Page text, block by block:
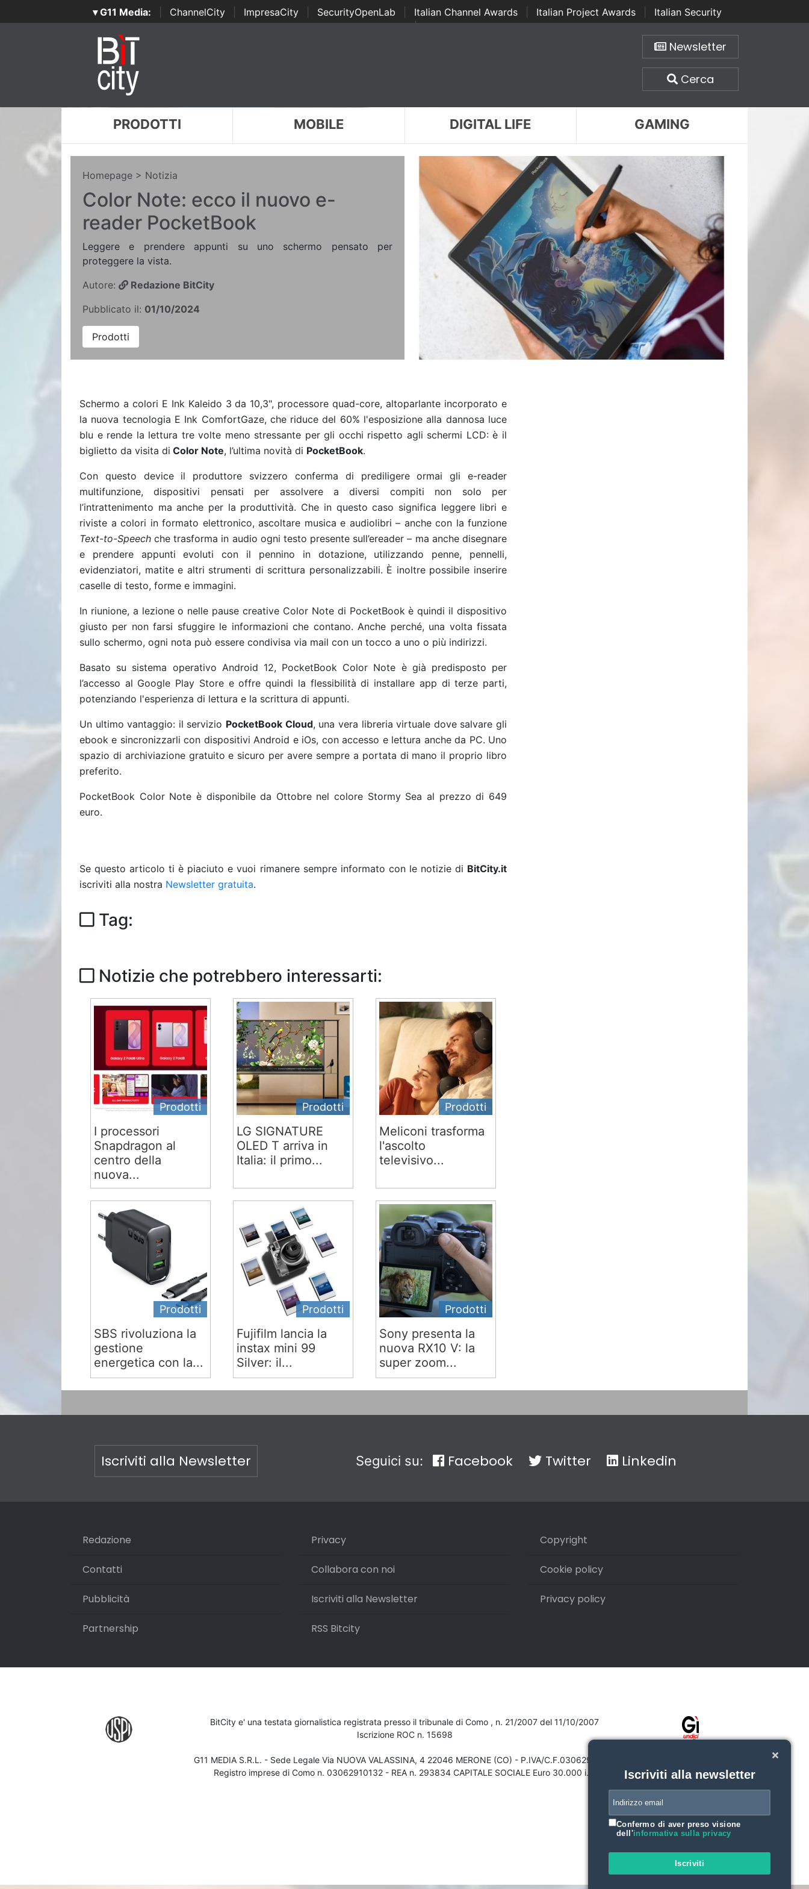
▾ G11 Media: ChannelCity ImpresaCity SecurityOpenLab Italian Channel Awards Italian Project Awards
Italian Security
Awards | ...
Newsletter
Cerca
PRODOTTI MOBILE DIGITAL LIFE GAMING
Homepage > Notizia
Color Note: ecco il nuovo e-
reader PocketBook
Leggere e prendere appunti su uno schermo pensato per
proteggere la vista.
Autore:
Redazione BitCity
Pubblicato il: 01/10/2024
Prodotti
Schermo a colori E Ink Kaleido 3 da 10,3", processore quad-core, altoparlante incorporato e
la nuova tecnologia E Ink ComfortGaze, che riduce del 60% l'esposizione alla dannosa luce
blu e rende la lettura tre volte meno stressante per gli occhi rispetto agli schermi LCD: è il
biglietto da visita di Color Note, l’ultima novità di PocketBook.
Con questo device il produttore svizzero conferma di prediligere ormai gli e-reader
multifunzione, dispositivi pensati per assolvere a diversi compiti non solo per
l’intrattenimento ma anche per la produttività. Che in questo caso significa leggere libri e
riviste a colori in formato elettronico, ascoltare musica e audiolibri – anche con la funzione
Text-to-Speech che trasforma in audio ogni testo presente sull’ereader – ma anche disegnare
e prendere appunti evoluti con il pennino in dotazione, utilizzando penne, pennelli,
evidenziatori, matite e altri strumenti di scrittura personalizzabili. È inoltre possibile inserire
caselle di testo, forme e immagini.
In riunione, a lezione o nelle pause creative Color Note di PocketBook è quindi il dispositivo
giusto per non farsi sfuggire le informazioni che contano. Anche perché, una volta fissata
sullo schermo, ogni nota può essere condivisa via mail con un tocco a uno o più indirizzi.
Basato su sistema operativo Android 12, PocketBook Color Note è già predisposto per
l’accesso al Google Play Store e offre quindi la flessibilità di installare app di terze parti,
potenziando l'esperienza di lettura e la scrittura di appunti.
Un ultimo vantaggio: il servizio PocketBook Cloud, una vera libreria virtuale dove salvare gli
ebook e sincronizzarli con dispositivi Android e iOs, con accesso e lettura anche da PC. Uno
spazio di archiviazione gratuito e sicuro per avere sempre a portata di mano il proprio libro
preferito.
PocketBook Color Note è disponibile da Ottobre nel colore Stormy Sea al prezzo di 649
euro.
Se questo articolo ti è piaciuto e vuoi rimanere sempre informato con le notizie di BitCity.it
iscriviti alla nostra Newsletter gratuita.
Tag:
Notizie che potrebbero interessarti:
Prodotti
I processori
Snapdragon al
centro della
nuova...
Prodotti
LG SIGNATURE
OLED T arriva in
Italia: il primo...
Prodotti
Meliconi trasforma
l'ascolto
televisivo...
Prodotti
SBS rivoluziona la
gestione
energetica con la...
Prodotti
Fujifilm lancia la
instax mini 99
Silver: il...
Prodotti
Sony presenta la
nuova RX10 V: la
super zoom...
Iscriviti alla Newsletter Seguici su: Facebook Twitter Linkedin
Redazione
Contatti
Pubblicità
Partnership
Privacy
Collabora con noi
Iscriviti alla Newsletter
RSS Bitcity
Copyright
Cookie policy
Privacy policy
BitCity e' una testata giornalistica registrata presso il tribunale di Como , n. 21/2007 del 11/10/2007
Iscrizione ROC n. 15698
G11 MEDIA S.R.L. - Sede Legale Via NUOVA VALASSINA, 4 22046 MERONE (CO) - P.IVA/C.F.03062910132
Registro imprese di Como n. 03062910132 - REA n. 293834 CAPITALE SOCIALE Euro 30.000 i.v.
Iscriviti alla newsletter
Confermo di aver preso visione
dell'informativa sulla privacy
Iscriviti